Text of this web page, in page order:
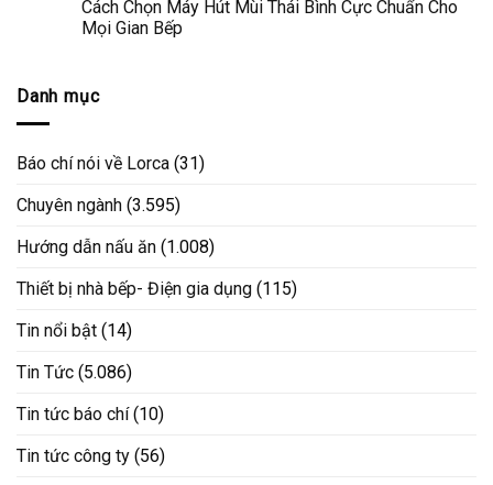
Cách Chọn Máy Hút Mùi Thái Bình Cực Chuẩn Cho
Mọi Gian Bếp
Danh mục
Báo chí nói về Lorca (31)
Chuyên ngành (3.595)
Hướng dẫn nấu ăn (1.008)
Thiết bị nhà bếp- Điện gia dụng (115)
Tin nổi bật (14)
Tin Tức (5.086)
Tin tức báo chí(10)
Tin tức công ty (56)